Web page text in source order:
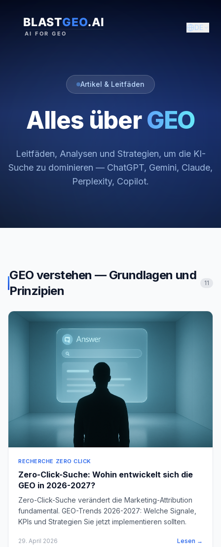
DE
Artikel & Leitfäden
Alles überGEO
Leitfäden, Analysen und Strategien, um die KI-
Suche zu dominieren — ChatGPT, Gemini, Claude,
Perplexity, Copilot.
GEO verstehen — Grundlagen und
Prinzipien
11
RECHERCHE ZERO CLICK
Zero-Click-Suche: Wohin entwickelt sich die
GEO in 2026-2027?
Zero-Click-Suche verändert die Marketing-Attribution
fundamental. GEO-Trends 2026-2027: Welche Signale,
KPIs und Strategien Sie jetzt implementieren sollten.
29. April 2026 Lesen →